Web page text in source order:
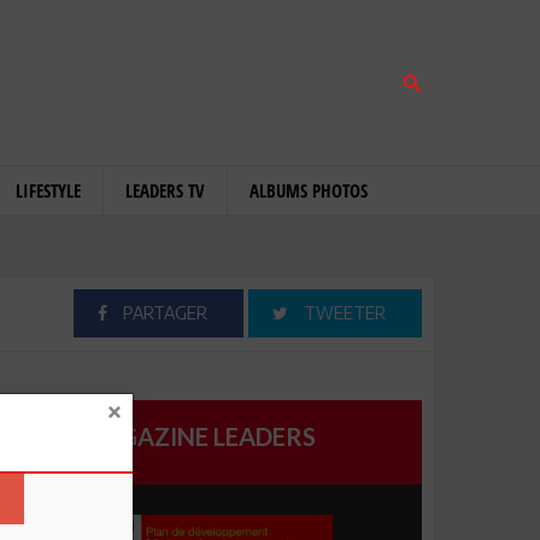
LIFESTYLE LEADERS TV ALBUMS PHOTOS
PARTAGER TWEETER
MAGAZINE LEADERS